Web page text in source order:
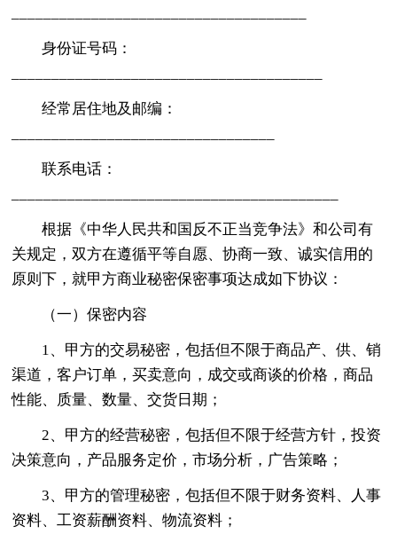
身份证号码：
经常居住地及邮编：
联系电话：
根据《中华人民共和国反不正当竞争法》和公司有
关规定，双方在遵循平等自愿、协商一致、诚实信用的
原则下，就甲方商业秘密保密事项达成如下协议：
（一）保密内容
1、甲方的交易秘密，包括但不限于商品产、供、销
渠道，客户订单，买卖意向，成交或商谈的价格，商品
性能、质量、数量、交货日期；
2、甲方的经营秘密，包括但不限于经营方针，投资
决策意向，产品服务定价，市场分析，广告策略；
3、甲方的管理秘密，包括但不限于财务资料、人事
资料、工资薪酬资料、物流资料；